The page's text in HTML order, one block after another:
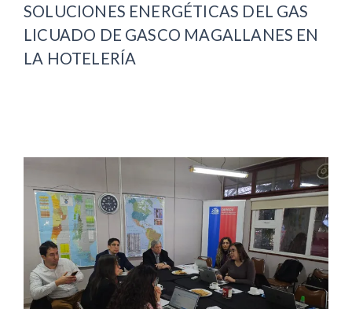
SOLUCIONES ENERGÉTICAS DEL GAS
LICUADO DE GASCO MAGALLANES EN
LA HOTELERÍA